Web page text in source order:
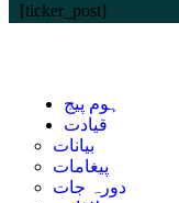
[ticker_post]
ہوم پیج
قیادت
بیانات
پیغامات
دورہ جات